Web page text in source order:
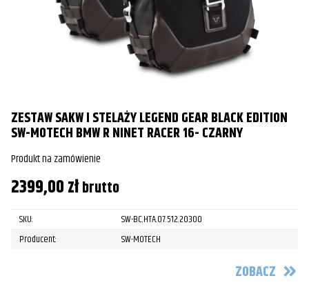
ZESTAW SAKW I STELAŻY LEGEND GEAR BLACK EDITION
SW-MOTECH BMW R NINET RACER 16- CZARNY
Produkt na zamówienie
2399,00złbrutto
SKU:
SW-BC.HTA.07.512.20300
Producent:
SW-MOTECH
ZOBACZ